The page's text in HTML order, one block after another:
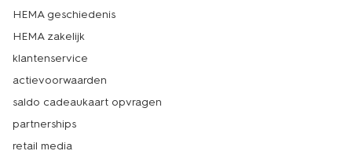
HEMA geschiedenis
HEMA zakelijk
klantenservice
actievoorwaarden
saldo cadeaukaart opvragen
partnerships
retail media